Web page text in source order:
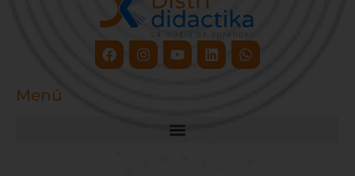
FacebookInstagram
YoutubeLinkedinWhatsapp
Menú